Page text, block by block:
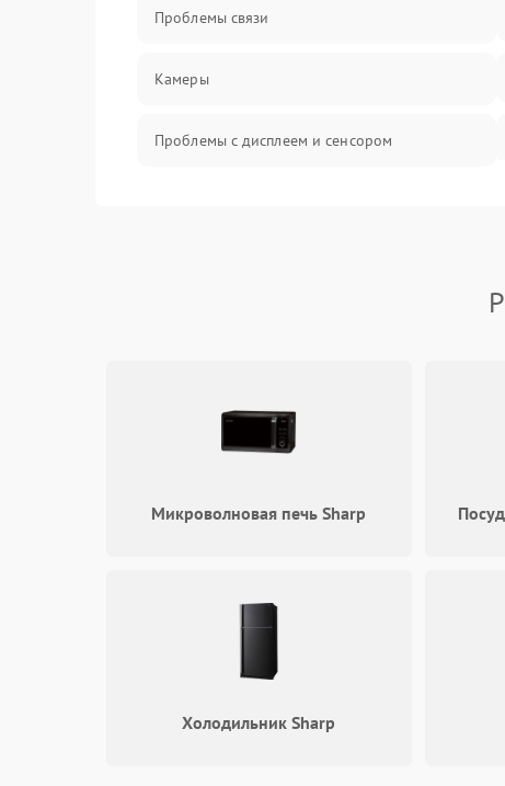
Проблемы связи
Камеры
Проблемы с дисплеем и сенсором
Микроволновая печь Sharp
Холодильник Sharp